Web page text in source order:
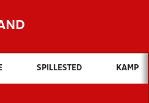
Hvad vil du søge efter?
INDHOLD OG NYHEDER
SPILLESTED KAMP